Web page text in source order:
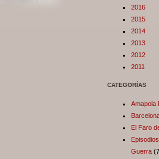
2016
2015
2014
2013
2012
2011
CATEGORÍAS
Amapola
El Faro
Guerra